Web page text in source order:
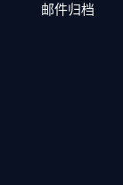
邮件归档